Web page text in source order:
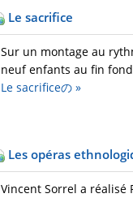
Le sacrifice
Sur un montage au
neuf enfants au fin fond
Le sacrificeの »
Les opéras
Vincent Sorrel a réalisé